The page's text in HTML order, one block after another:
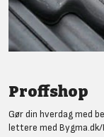
Proffshop
Gør din hverdag med
lettere med